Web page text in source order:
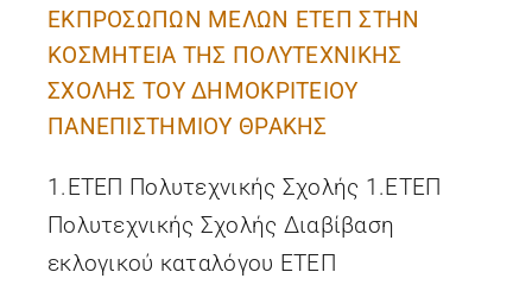
ΕΚΠΡΟΣΩΠΩΝ ΜΕΛΩΝ ΕΤΕΠ ΣΤΗΝ
ΚΟΣΜΗΤΕΙΑ ΤΗΣ ΠΟΛΥΤΕΧΝΙΚΗΣ
ΣΧΟΛΗΣ ΤΟΥ ΔΗΜΟΚΡΙΤΕΙΟΥ
ΠΑΝΕΠΙΣΤΗΜΙΟΥ ΘΡΑΚΗΣ
1.ΕΤΕΠ Πολυτεχνικής Σχολής 1.ΕΤΕΠ
Πολυτεχνικής Σχολής Διαβίβαση
εκλογικού καταλόγου ΕΤΕΠ